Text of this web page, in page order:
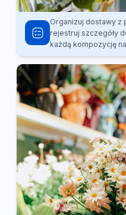
Organizuj dostawy z
rejestruj szczegóły
każdą kompozycję